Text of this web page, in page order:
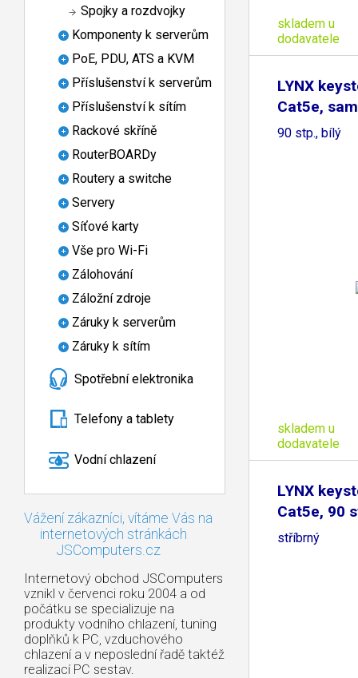
Spojky a rozdvojky
Komponenty k serverům
PoE, PDU, ATS a KVM
Příslušenství k serverům
Příslušenství k sítím
Rackové skříně
RouterBOARDy
Routery a switche
Servery
Síťové karty
Vše pro Wi-Fi
Zálohování
Záložní zdroje
Záruky k serverům
Záruky k sítím
Spotřební elektronika
Telefony a tablety
Vodní chlazení
Vážení zákazníci, vítáme Vás na
internetových stránkách
JSComputers.cz
Internetový obchod JSComputers
vznikl v červenci roku 2004 a od
počátku se specializuje na
produkty vodního chlazení, tuning
doplňků k PC, vzduchového
chlazení a v neposlední řadě taktéž
realizací PC sestav.
skladem u
dodavatele
LYNX
Cat5e,
90 stp., bílý
skladem u
dodavatele
LYNX
Cat5e, 90
stříbrný